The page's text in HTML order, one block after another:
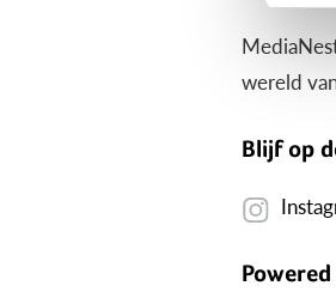
wereld
Blijf op